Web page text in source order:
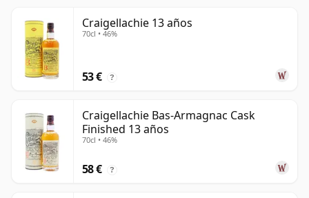
Craigellachie 13 años
70cl • 46%
53 € ?
Craigellachie Bas-Armagnac Cask
Finished 13 años
70cl • 46%
58 € ?